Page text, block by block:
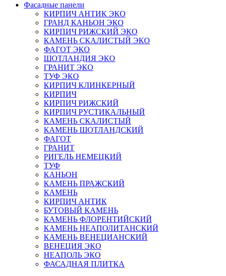
Фасадные панели
КИРПИЧ АНТИК ЭКО
ГРАНД КАНЬОН ЭКО
КИРПИЧ РИЖСКИЙ ЭКО
КАМЕНЬ СКАЛИСТЫЙ ЭКО
ФАГОТ ЭКО
ШОТЛАНДИЯ ЭКО
ГРАНИТ ЭКО
ТУФ ЭКО
КИРПИЧ КЛИНКЕРНЫЙ
КИРПИЧ
КИРПИЧ РИЖСКИЙ
КИРПИЧ РУСТИКАЛЬНЫЙ
КАМЕНЬ СКАЛИСТЫЙ
КАМЕНЬ ШОТЛАНДСКИЙ
ФАГОТ
ГРАНИТ
РИГЕЛЬ НЕМЕЦКИЙ
ТУФ
КАНЬОН
КАМЕНЬ ПРАЖСКИЙ
КАМЕНЬ
КИРПИЧ АНТИК
БУТОВЫЙ КАМЕНЬ
КАМЕНЬ ФЛОРЕНТИЙСКИЙ
КАМЕНЬ НЕАПОЛИТАНСКИЙ
КАМЕНЬ ВЕНЕЦИАНСКИЙ
ВЕНЕЦИЯ ЭКО
НЕАПОЛЬ ЭКО
ФАСАДНАЯ ПЛИТКА